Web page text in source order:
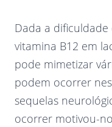
Dada a
vitamina B12 em
pode mimetizar
podem ocorrer
sequelas
ocorrer motivou-